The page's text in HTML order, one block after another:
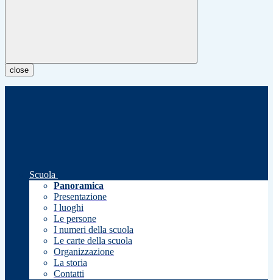
close
Scuola
Panoramica
Presentazione
I luoghi
Le persone
I numeri della scuola
Le carte della scuola
Organizzazione
La storia
Contatti